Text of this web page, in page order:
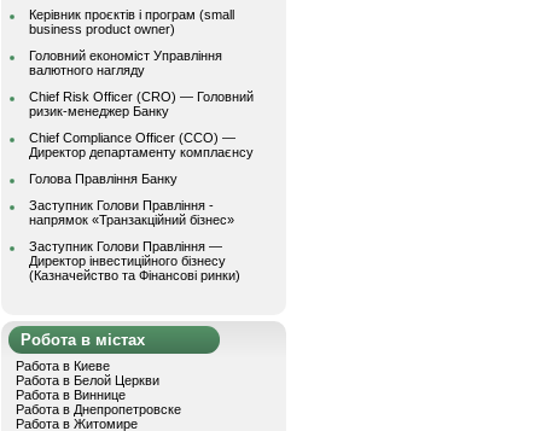
Керівник проєктів і програм (small
business product owner)
Головний економіст Управління
валютного нагляду
Chief Risk Officer (CRO) — Головний
ризик-менеджер Банку
Chief Compliance Officer (CCO) —
Директор департаменту комплаєнсу
Голова Правління Банку
Заступник Голови Правління -
напрямок «Транзакційний бізнес»
Заступник Голови Правління —
Директор інвестиційного бізнесу
(Казначейство та Фінансові ринки)
Робота в містах
Работа в Киеве
Работа в Белой Церкви
Работа в Виннице
Работа в Днепропетровске
Работа в Житомире